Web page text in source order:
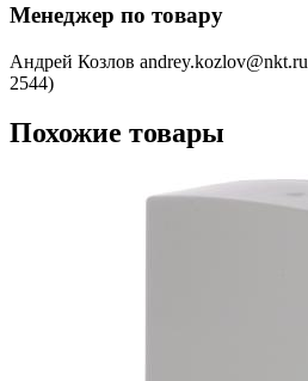
Менеджер по товару
Андрей Козлов andrey.kozlov@nkt.ru
2544)
Похожие товары